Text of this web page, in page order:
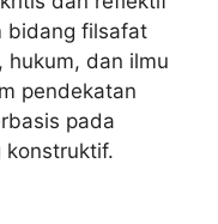
bidang filsafat
dan ilmu
pendekatan
pada
konstruktif.